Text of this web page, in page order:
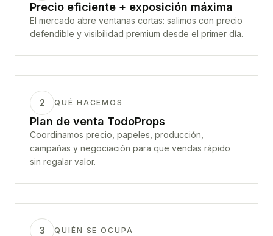
Precio eficiente + exposición máxima
El mercado abre ventanas cortas: salimos con precio
defendible y visibilidad premium desde el primer día.
2 QUÉ HACEMOS
Plan de venta TodoProps
Coordinamos precio, papeles, producción,
campañas y negociación para que vendas rápido
sin regalar valor.
3 QUIÉN SE OCUPA